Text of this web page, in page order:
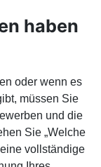
haben
oder wenn es
müssen Sie
und die
Sie „Welche
vollständige